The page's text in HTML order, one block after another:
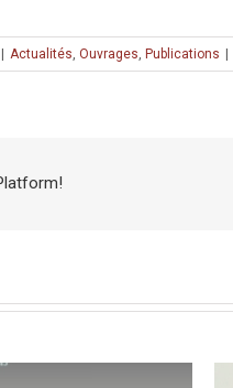
Actualités, Ouvrages, Publications